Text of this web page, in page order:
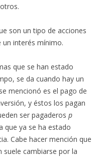
son un tipo de acciones
interés mínimo.
que se han estado
se da cuando hay un
mencionó es el pago de
y éstos los pagan
ser pagaderos p
que ya se ha estado
Cabe hacer mención que
suele cambiarse por la